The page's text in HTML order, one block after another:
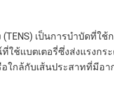
เป็นการบำบัดที่ใช้
ใช้แบตเตอรี่ซึ่งส่งแรงกร
ใกล้กับเส้นประสาทที่มีอ